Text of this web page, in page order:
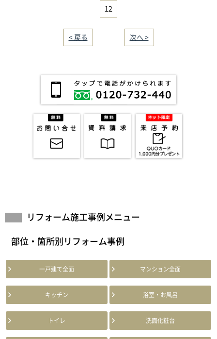
12
< 戻る 次へ >
リフォーム施工事例メニュー
部位・箇所別リフォーム事例
一戸建て全面 マンション全面
キッチン 浴室・お風呂
トイレ 洗面化粧台